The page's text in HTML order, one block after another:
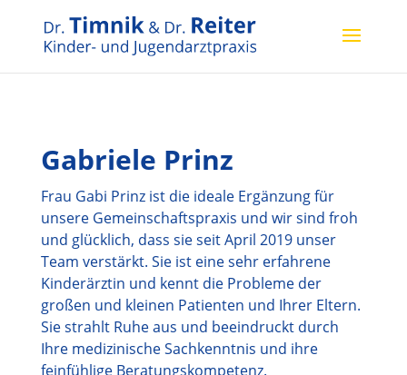
Gabriele Prinz
Frau Gabi Prinz ist die ideale Ergänzung für
unsere Gemeinschaftspraxis und wir sind froh
und glücklich, dass sie seit April 2019 unser
Team verstärkt. Sie ist eine sehr erfahrene
Kinderärztin und kennt die Probleme der
großen und kleinen Patienten und Ihrer Eltern.
Sie strahlt Ruhe aus und beeindruckt durch
Ihre medizinische Sachkenntnis und ihre
feinfühlige Beratungskompetenz.